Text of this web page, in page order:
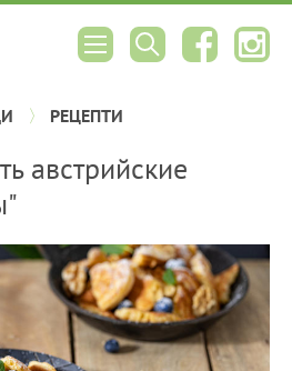
РЕЦЕПТИ
австрийские